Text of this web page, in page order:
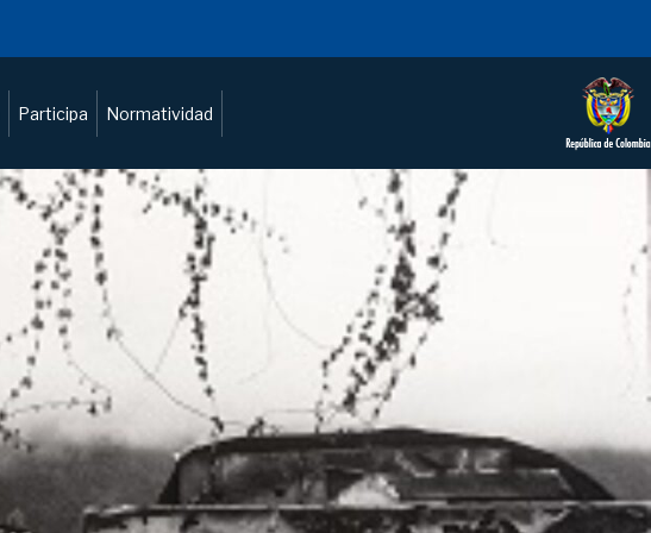
Participa Normatividad